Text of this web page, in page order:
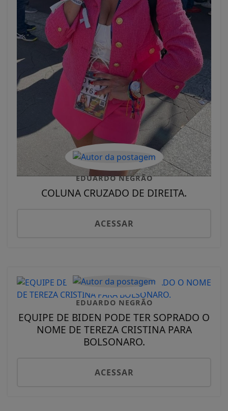
EDUARDO NEGRÃO
COLUNA CRUZADO DE DIREITA.
ACESSAR
EDUARDO NEGRÃO
EQUIPE DE BIDEN PODE TER SOPRADO O
NOME DE TEREZA CRISTINA PARA
BOLSONARO.
ACESSAR